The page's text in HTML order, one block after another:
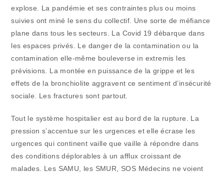
explose. La pandémie et ses contraintes plus ou moins
suivies ont miné le sens du collectif. Une sorte de méfiance
plane dans tous les secteurs. La Covid 19 débarque dans
les espaces privés. Le danger de la contamination ou la
contamination elle-même bouleverse in extremis les
prévisions. La montée en puissance de la grippe et les
effets de la bronchiolite aggravent ce sentiment d’insécurité
sociale. Les fractures sont partout.
Tout le système hospitalier est au bord de la rupture. La
pression s’accentue sur les urgences et elle écrase les
urgences qui continent vaille que vaille à répondre dans
des conditions déplorables à un afflux croissant de
malades. Les SAMU, les SMUR, SOS Médecins ne voient